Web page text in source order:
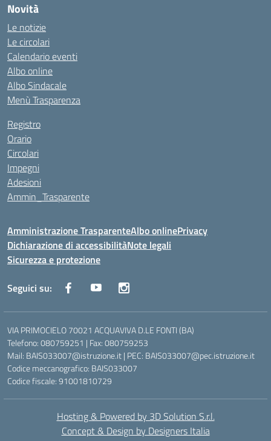
Novità
Le notizie
Le circolari
Calendario eventi
Albo online
Albo Sindacale
Menù Trasparenza
Registro
Orario
Circolari
Impegni
Adesioni
Ammin_Trasparente
Amministrazione TrasparenteAlbo onlinePrivacy
Dichiarazione di accessibilitàNote legali
Sicurezza e protezione
Seguici su:
VIA PRIMOCIELO 70021 ACQUAVIVA D.LE FONTI (BA)
Telefono: 080759251 | Fax: 080759253
Mail: BAIS033007@istruzione.it | PEC: BAIS033007@pec.istruzione.it
Codice meccanografico: BAIS033007
Codice fiscale: 91001810729
Hosting & Powered by 3D Solution S.r.l.
Concept & Design by Designers Italia